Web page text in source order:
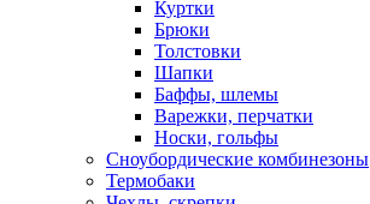
Куртки
Брюки
Толстовки
Шапки
Баффы, шлемы
Варежки, перчатки
Носки, гольфы
Сноубордические комбинезоны
Термобаки